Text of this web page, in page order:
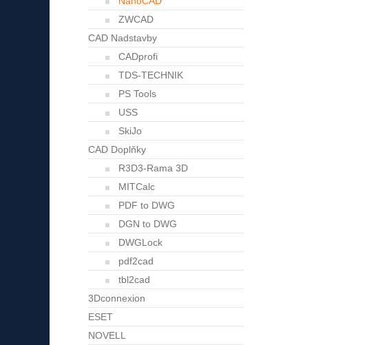
ZWCAD
CAD Nadstavby
CADprofi
TDS-TECHNIK
PS Tools
USS
SkiJo
CAD Doplňky
R3D3-Rama 3D
MITCalc
PDF to DWG
DGN to DWG
DWGLock
pdf2cad
tbl2cad
3Dconnexion
ESET
NOVELL